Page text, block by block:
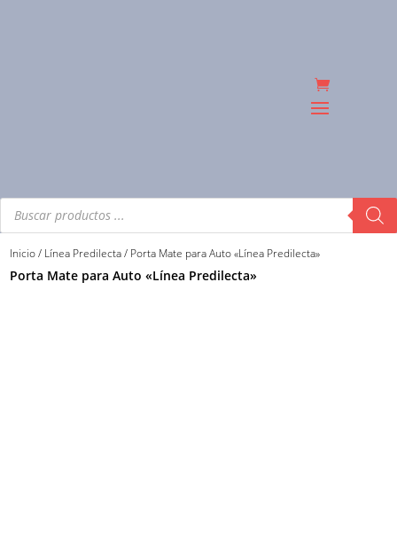
Búsqueda
productos
Inicio/ Línea Predilecta/ Porta Mate para Auto «Línea Predilecta»
Porta Mate para Auto «Línea Predilecta»